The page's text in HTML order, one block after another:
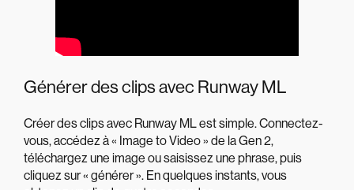
Générer des clips avec Runway ML
Créer des clips avec Runway ML est simple. Connectez-
vous, accédez à « Image to Video » de la Gen 2,
téléchargez une image ou saisissez une phrase, puis
cliquez sur « générer ». En quelques instants, vous